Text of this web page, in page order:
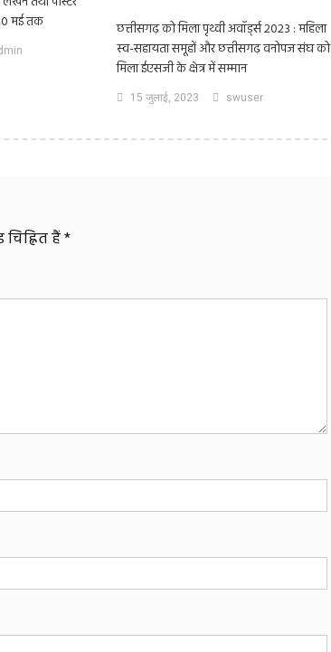
20 मई तक
छत्तीसगढ़ को मिला पृथ्वी अवॉर्ड्स 2023 : महिला
स्व-सहायता समूहों और छत्तीसगढ़ वनोपज संघ को
मिला ईएसजी के क्षेत्र में सम्मान
15 जुलाई, 2023 swuser
हैं*